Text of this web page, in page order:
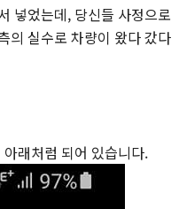
넣었는데, 당신들 사정으로
의 실수로 차량이 왔다 갔다
래처럼 되어 있습니다.